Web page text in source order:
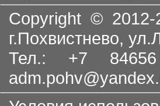
Copyright © 2012-
г.Похвистнево,
Тел.: +7